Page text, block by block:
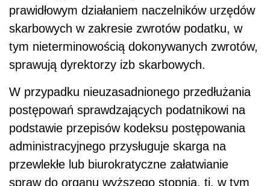
prawidłowym działaniem naczelników urzędów
skarbowych w zakresie zwrotów podatku, w
tym nieterminowością dokonywanych zwrotów,
sprawują dyrektorzy izb skarbowych.
W przypadku nieuzasadnionego przedłużania
postępowań sprawdzających podatnikowi na
podstawie przepisów kodeksu postępowania
administracyjnego przysługuje skarga na
przewlekłe lub biurokratyczne załatwianie
spraw do organu wyższego stopnia, tj. w tym